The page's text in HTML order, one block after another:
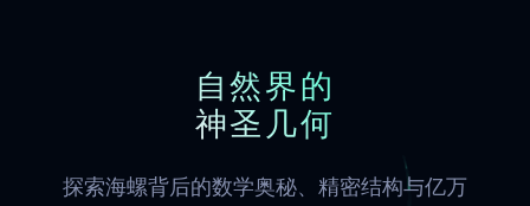
自然界的
神圣几何
探索海螺背后的数学奥秘、精密结构与亿万